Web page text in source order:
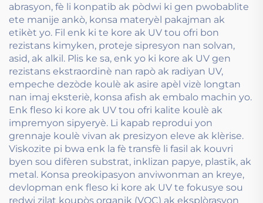
abrasyon, fè li konpatib ak pòdwi ki gen pwobablite
ete manije ankò, konsa materyèl pakajman ak
etikèt yo. Fil enk ki te kore ak UV tou ofri bon
rezistans kimyken, proteje sipresyon nan solvan,
asid, ak alkil. Plis ke sa, enk yo ki kore ak UV gen
rezistans ekstraordinè nan rapò ak radiyan UV,
empeche dezòde koulè ak asire apèl vizè longtan
nan imaj eksteriè, konsa afish ak embalo machin yo.
Enk fleso ki kore ak UV tou ofri kalite koulè ak
impremyon sipyeryè. Li kapab reprodui yon
grennaje koulè vivan ak presizyon eleve ak klèrise.
Viskozite pi bwa enk la fè transfè li fasil ak kouvri
byen sou difèren substrat, inklizan papye, plastik, ak
metal. Konsa preokipasyon anviwonman an kreye,
devlopman enk fleso ki kore ak UV te fokusye sou
redwi zilat koupòs organik (VOC) ak eksplòrasyon